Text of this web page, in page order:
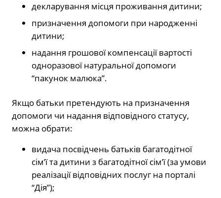
декларування місця проживання дитини;
призначення допомоги при народженні
дитини;
надання грошової компенсації вартості
одноразової натуральної допомоги
“пакунок малюка”.
Якщо батьки претендують на призначення
допомоги чи надання відповідного статусу,
можна обрати:
видача посвідчень батьків багатодітної
сім’ї та дитини з багатодітної сім’ї (за умови
реалізації відповідних послуг на порталі
“Дія”);